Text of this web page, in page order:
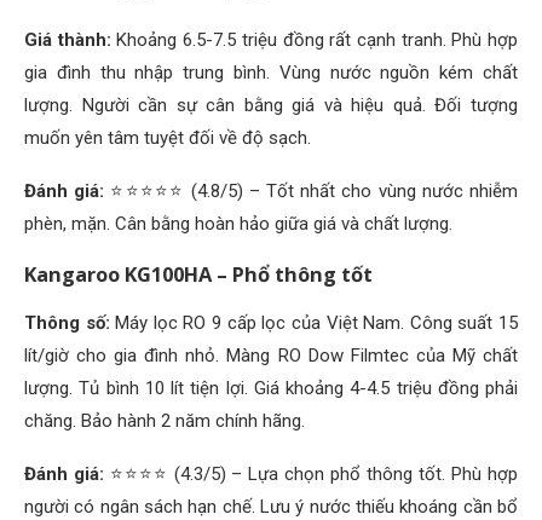
Giá thành: Khoảng 6.5-7.5 triệu đồng rất cạnh tranh. Phù hợp
gia đình thu nhập trung bình. Vùng nước nguồn kém chất
lượng. Người cần sự cân bằng giá và hiệu quả. Đối tượng
muốn yên tâm tuyệt đối về độ sạch.
Đánh giá: ⭐⭐⭐⭐⭐ (4.8/5) – Tốt nhất cho vùng nước nhiễm
phèn, mặn. Cân bằng hoàn hảo giữa giá và chất lượng.
Kangaroo KG100HA – Phổ thông tốt
Thông số: Máy lọc RO 9 cấp lọc của Việt Nam. Công suất 15
lít/giờ cho gia đình nhỏ. Màng RO Dow Filmtec của Mỹ chất
lượng. Tủ bình 10 lít tiện lợi. Giá khoảng 4-4.5 triệu đồng phải
chăng. Bảo hành 2 năm chính hãng.
Đánh giá: ⭐⭐⭐⭐ (4.3/5) – Lựa chọn phổ thông tốt. Phù hợp
người có ngân sách hạn chế. Lưu ý nước thiếu khoáng cần bổ